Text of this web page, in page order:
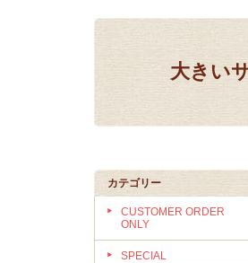
大きい
カテゴリー
CUSTOMER ORDER
ONLY
SPECIAL